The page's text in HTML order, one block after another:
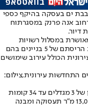
בבת ים בעסקה בהיקף כספי
ברחוב אנה פרנק במסגרתוח
עם תב"ע מאושרת במסלול רשויות
שקודמה על ידי עיריית בת ים המאפשרת את הריסתם של 5 בניינים בהם
הכולל עירוב שימושים
התחדשות עירונית,צילום:
כחלק מהתב"ע שאושרה, המתחם כולל תכנון של 3 מגדלים עד 34 קומות
הכוללים 512 יח"ד , כ-1,900 מ"ר מסחר ו- 13,000 מ"ר תעסוקה ומבנה